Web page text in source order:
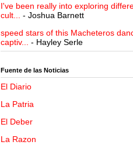
I've been really into exploring
cult...
- Joshua Barnett
speed stars of this Macheteros
captiv...
- Hayley Serle
Fuente de las Noticias
El Diario
La Patria
El Deber
La Razon